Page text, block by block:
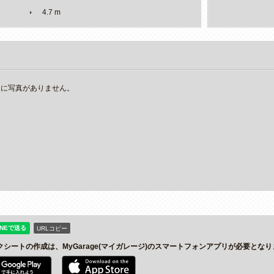
4.7 m
写真がありません。
URLコピー
シートの作成は、MyGarage(マイガレージ)のスマートフォンアプリが必要となり